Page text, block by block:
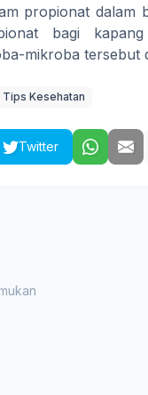
propionat dalam
bagi
mikroba tersebut
Tips Kesehatan
Twitter